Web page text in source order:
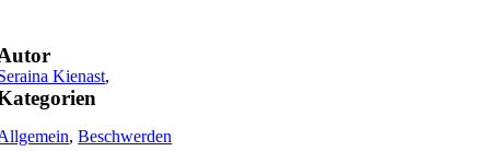
Kienast,
,Beschwerden